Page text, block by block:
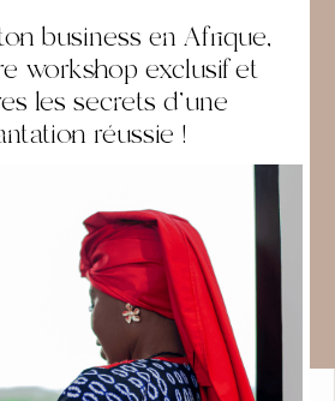
business en Afrique,
workshop exclusif et
les secrets d'une
réussie !